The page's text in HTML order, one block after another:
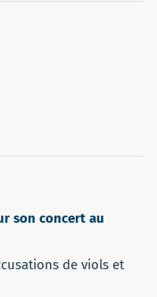
son concert au
de viols et